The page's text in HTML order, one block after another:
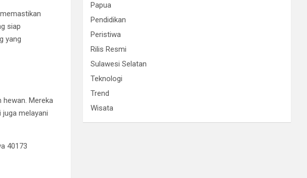
siap
yang
hewan. Mereka
juga melayani
40173
Papua
Pendidikan
Peristiwa
Rilis Resmi
Sulawesi Selatan
Teknologi
Trend
Wisata